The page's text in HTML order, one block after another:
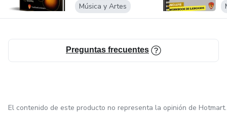
Música y Artes
Preguntas frecuentes
El contenido de este producto no representa la opinión de Hotmart.